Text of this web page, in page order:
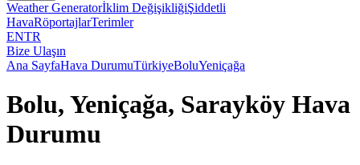
Weather Generatorİklim DeğişikliğiŞiddetli
HavaRöportajlarTerimler
ENTR
Bize Ulaşın
Ana SayfaHava DurumuTürkiyeBoluYeniçağa
Bolu, Yeniçağa, Sarayköy Hava
Durumu